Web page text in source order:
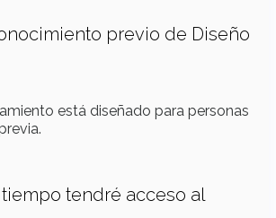
previo de Diseño
está diseñado para personas
tendré acceso al